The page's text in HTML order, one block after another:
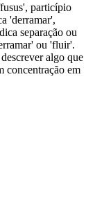
particípio
'derramar',
separação ou
ou 'fluir'.
algo que
concentração em